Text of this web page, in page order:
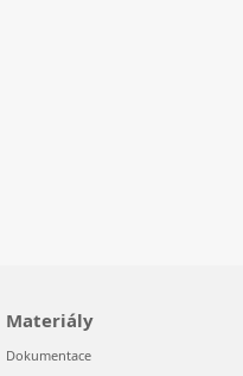
Materiály
Dokumentace